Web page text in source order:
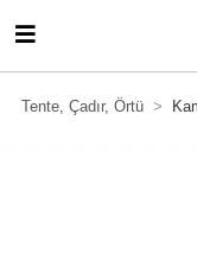
Tente, Çadır, Örtü